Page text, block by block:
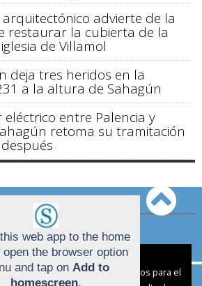
arquitectónico advierte de la
restaurar la cubierta de la
de Villamol
deja tres heridos en la
a la altura de Sahagún
eléctrico entre Palencia y
retoma su tramitación
Digital:
TÉRMINOS DE USO
sobre el Uso de cookies:
cookies nuestras y de terceros para el
web app to the home
the browser option
and tap on Add to
homescreen.